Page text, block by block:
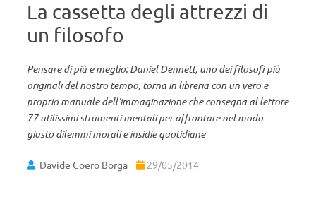
La cassetta degli attrezzi di
un filosofo
Pensare di più e meglio: Daniel Dennett, uno dei filosofi più
originali del nostro tempo, torna in libreria con un vero e
proprio manuale dell’immaginazione che consegna al lettore
77 utilissimi strumenti mentali per affrontare nel modo
giusto dilemmi morali e insidie quotidiane
Davide Coero Borga 29/05/2014